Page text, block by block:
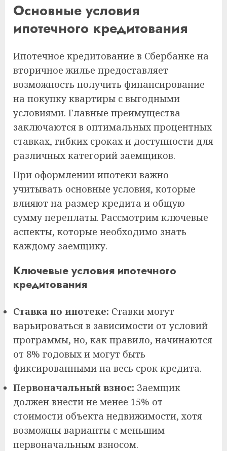
Основные условия
ипотечного кредитования
Ипотечное кредитование в Сбербанке на
вторичное жилье предоставляет
возможность получить финансирование
на покупку квартиры с выгодными
условиями. Главные преимущества
заключаются в оптимальных процентных
ставках, гибких сроках и доступности для
различных категорий заемщиков.
При оформлении ипотеки важно
учитывать основные условия, которые
влияют на размер кредита и общую
сумму переплаты. Рассмотрим ключевые
аспекты, которые необходимо знать
каждому заемщику.
Ключевые условия ипотечного
кредитования
Ставка по ипотеке: Ставки могут
варьироваться в зависимости от условий
программы, но, как правило, начинаются
от 8% годовых и могут быть
фиксированными на весь срок кредита.
Первоначальный взнос: Заемщик
должен внести не менее 15% от
стоимости объекта недвижимости, хотя
возможны варианты с меньшим
первоначальным взносом.